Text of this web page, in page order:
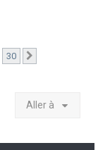
30
Aller à